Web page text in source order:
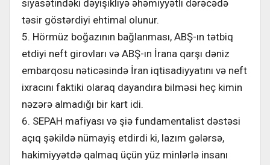
siyasətindəki dəyişikliyə əhəmiyyətli dərəcədə
təsir göstərdiyi ehtimal olunur.
5. Hörmüz boğazının bağlanması, ABŞ-ın tətbiq
etdiyi neft girovları və ABŞ-ın İrana qarşı dəniz
embarqosu nəticəsində İran iqtisadiyyatını və neft
ixracını faktiki olaraq dayandıra bilməsi heç kimin
nəzərə almadığı bir kart idi.
6. SEPAH mafiyası və şiə fundamentalist dəstəsi
açıq şəkildə nümayiş etdirdi ki, lazım gələrsə,
hakimiyyətdə qalmaq üçün yüz minlərlə insanı